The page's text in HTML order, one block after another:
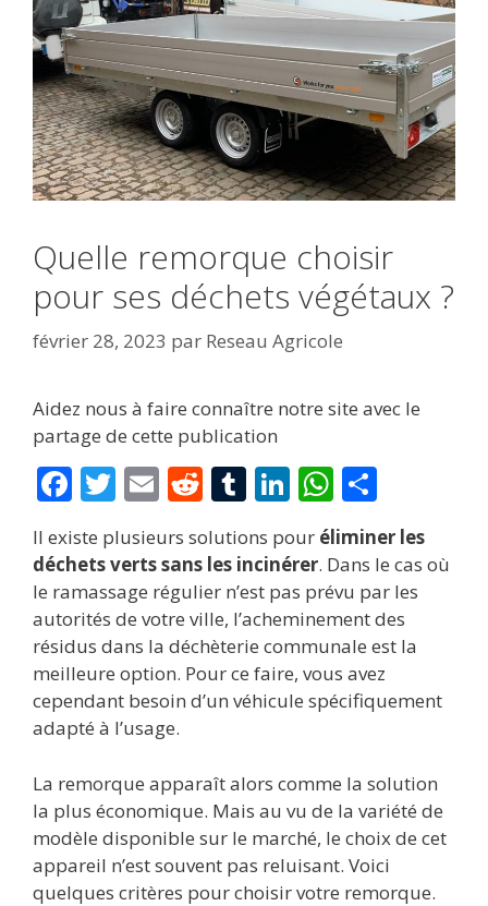
Quelle remorque choisir
pour ses déchets végétaux ?
février 28, 2023 par Reseau Agricole
Aidez nous à faire connaître notre site avec le
partage de cette publication
F
e
b
o
o
k
T
w
itt
er
E
ai
l
R
e
d
di
t
T
m
bl
r
Li
k
e
dI
n
W
h
at
s
A
p
p
ar
ta
g
er
Il existe plusieurs solutions pour éliminer les
déchets verts sans les incinérer. Dans le cas où
le ramassage régulier n’est pas prévu par les
autorités de votre ville, l’acheminement des
résidus dans la déchèterie communale est la
meilleure option. Pour ce faire, vous avez
cependant besoin d’un véhicule spécifiquement
adapté à l’usage.
La remorque apparaît alors comme la solution
la plus économique. Mais au vu de la variété de
modèle disponible sur le marché, le choix de cet
appareil n’est souvent pas reluisant. Voici
quelques critères pour choisir votre remorque.